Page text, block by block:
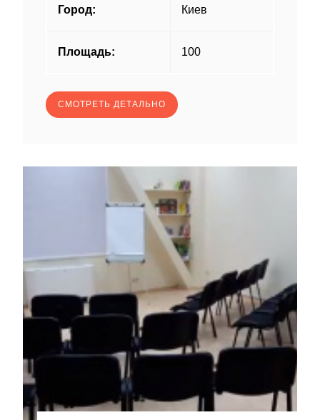
Город: Киев
Площадь: 100
СМОТРЕТЬ ДЕТАЛЬНО